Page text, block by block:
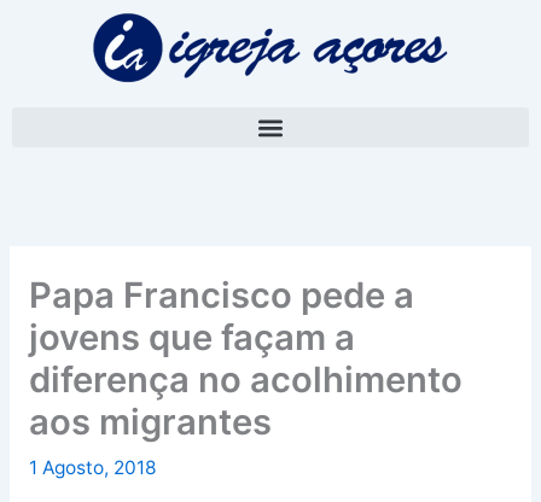
Papa Francisco pede a
jovens que façam a
diferença no acolhimento
aos migrantes
1 Agosto, 2018